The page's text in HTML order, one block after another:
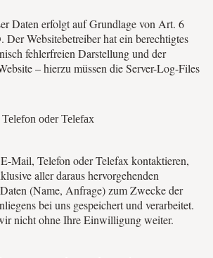
Daten erfolgt auf Grundlage von Art. 6
Websitebetreiber hat ein berechtigtes
fehlerfreien Darstellung und der
– hierzu müssen die Server-Log-Files
oder Telefax
Mail, Telefon oder Telefax kontaktieren,
aller daraus hervorgehenden
(Name, Anfrage) zum Zwecke der
bei uns gespeichert und verarbeitet.
nicht ohne Ihre Einwilligung weiter.